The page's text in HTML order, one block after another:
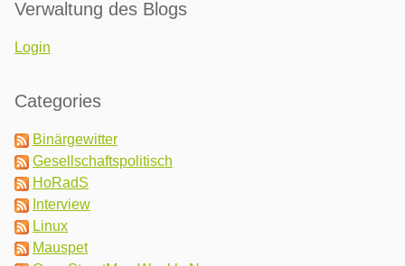
Verwaltung des Blogs
Login
Categories
Binärgewitter
Gesellschaftspolitisch
HoRadS
Interview
Linux
Mauspet